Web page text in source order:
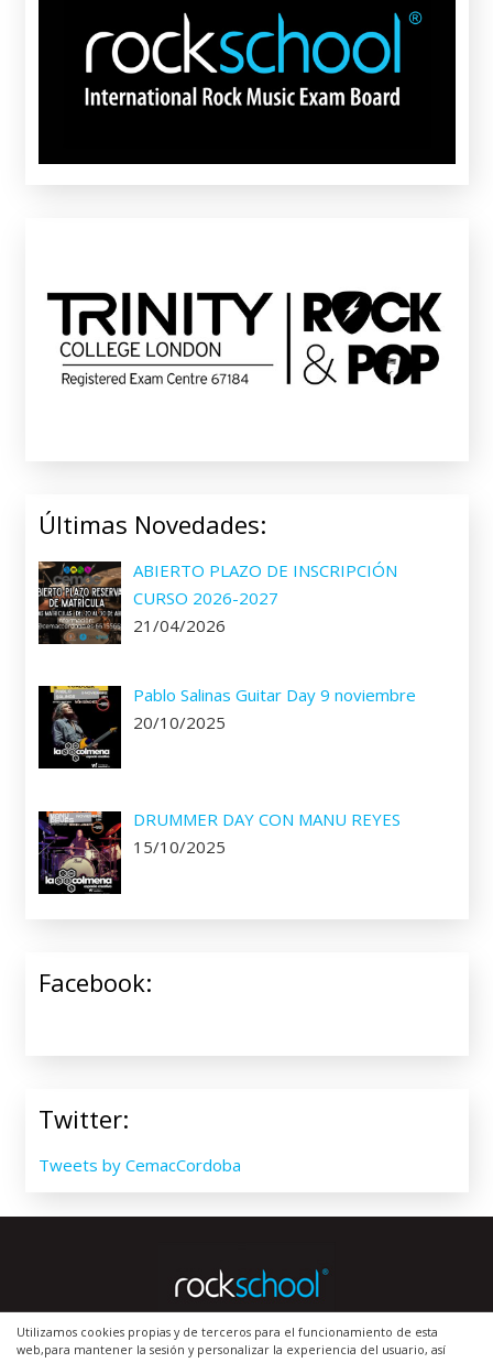
Utilizamos cookies propias y de terceros para el funcionamiento de esta
web,para mantener la sesión y personalizar la experiencia del usuario, así
Últimas Novedades:
ABIERTO PLAZO DE INSCRIPCIÓN
CURSO 2026-2027
21/04/2026
Pablo Salinas Guitar Day 9 noviembre
20/10/2025
DRUMMER DAY CON MANU REYES
15/10/2025
Facebook:
Twitter:
Tweets by CemacCordoba